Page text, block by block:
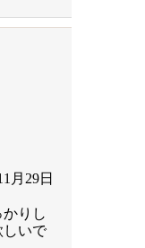
月29日
りし
しいで